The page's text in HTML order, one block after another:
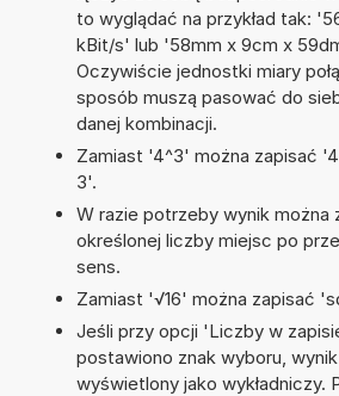
to wyglądać na przykład tak:
kBit/s' lub '58mm x 9cm x
Oczywiście jednostki miary
sposób muszą pasować do
danej kombinacji.
Zamiast '4^3' można zapisać
3'.
W razie potrzeby wynik można
określonej liczby miejsc po
sens.
Zamiast '√16' można zapisać
Jeśli przy opcji 'Liczby w
postawiono znak wyboru,
wyświetlony jako wykładniczy.